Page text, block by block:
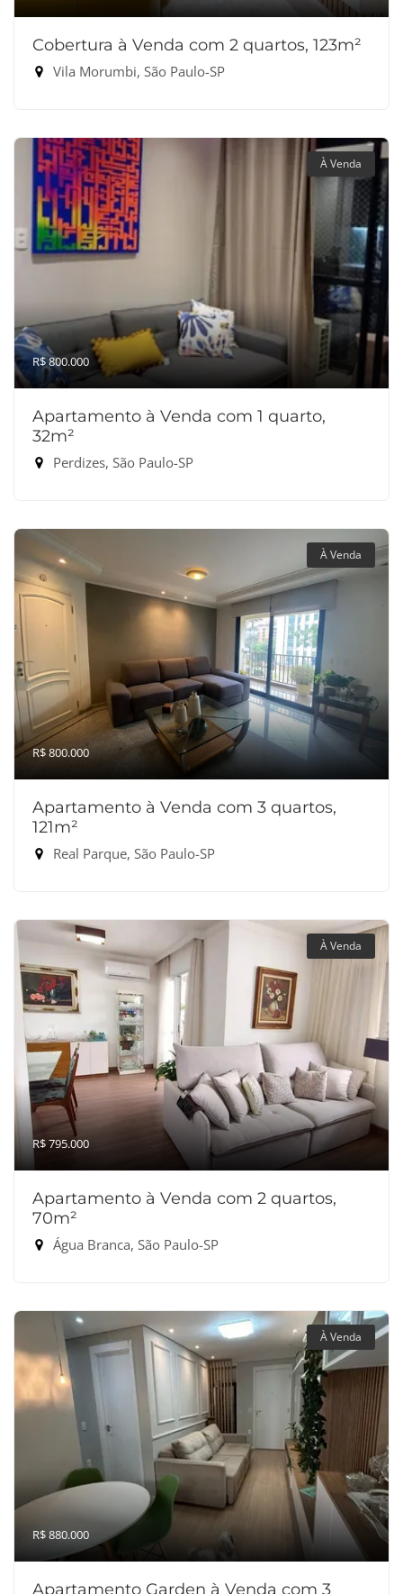
Cobertura à Venda com 2 quartos, 123m²
Vila Morumbi, São Paulo-SP
À Venda
R$ 800.000
Apartamento à Venda com 1 quarto,
32m²
Perdizes, São Paulo-SP
À Venda
R$ 800.000
Apartamento à Venda com 3 quartos,
121m²
Real Parque, São Paulo-SP
À Venda
R$ 795.000
Apartamento à Venda com 2 quartos,
70m²
Água Branca, São Paulo-SP
À Venda
R$ 880.000
Apartamento Garden à Venda com 3